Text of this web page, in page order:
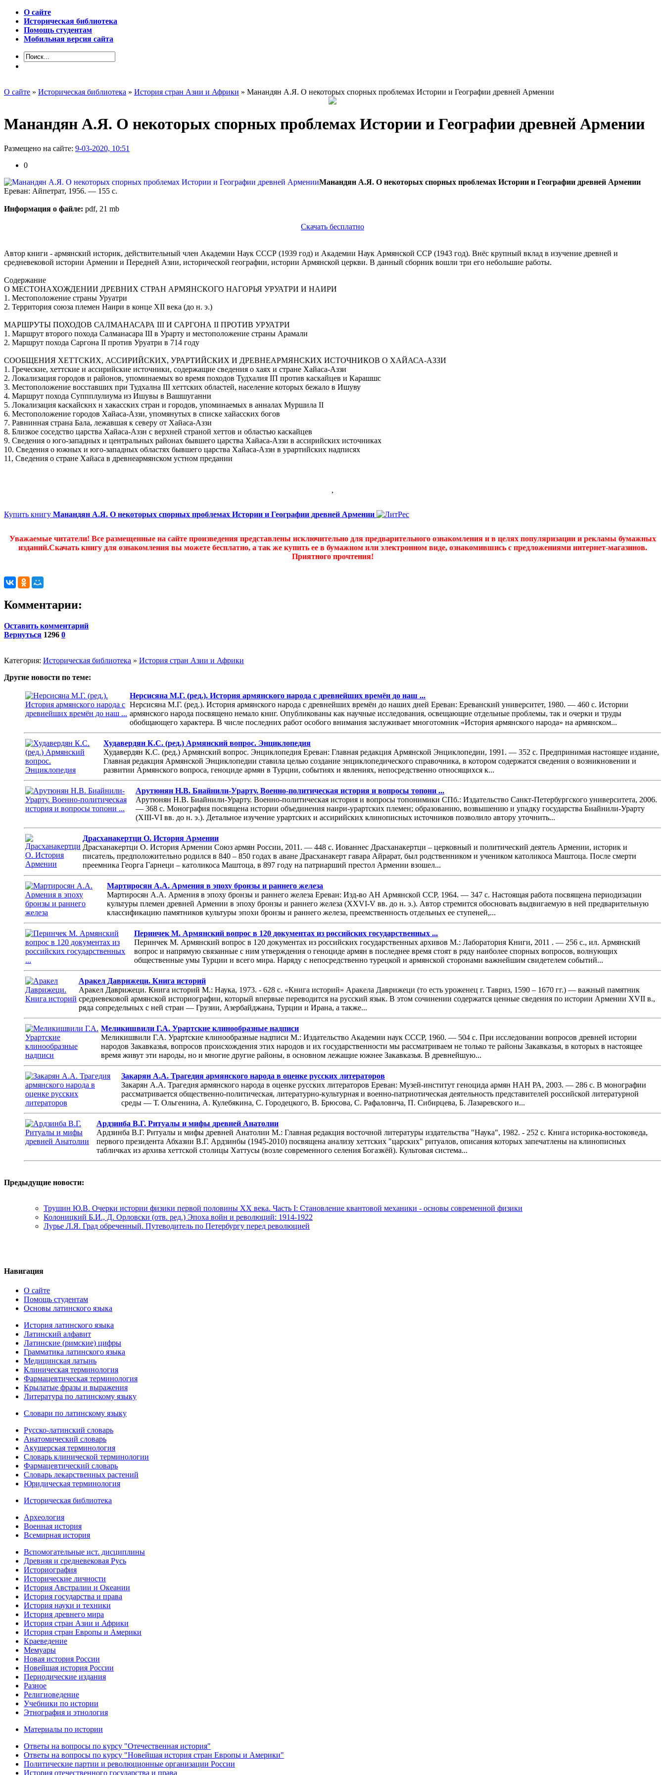
О сайте
Историческая библиотека
Помощь студентам
Мобильная версия сайта
О сайте » Историческая библиотека » История стран Азии и Африки » Манандян А.Я. О некоторых спорных проблемах Истории и Географии древней Армении
Манандян А.Я. О некоторых спорных проблемах Истории и Географии древней Армении
Размещено на сайте: 9-03-2020, 10:51
0
Манандян А.Я. О некоторых спорных проблемах Истории и Географии древней Армении
Ереван: Айпетрат, 1956. — 155 с.
Информация о файле: pdf, 21 mb
Скачать бесплатно
Автор книги - армянский ис­то­рик, действительный член Академии Наук СССР (1939 год) и Академии Наук Армянской ССР (1943 год). Внёс крупный вклад в изучение древней и
средневековой истории Армении и Передней Азии, ис­то­рической географии, истории Армянской церкви. В данный сборник вошли три его небольшие работы.
Содержание
О МЕСТОНАХОЖДЕНИИ ДРЕВНИХ СТРАН АРМЯНСКОГО НАГОРЬЯ УРУАТРИ И НАИРИ
1. Местоположение страны Уруатри
2. Территория союза племен Наири в конце XII века (до н. э.)
МАРШРУТЫ ПОХОДОВ САЛМАНАСАРА III И САРГОНА II ПРОТИВ УРУАТРИ
1. Маршрут второго похода Салманасара III в Урарту и местоположение страны Арамали
2. Маршрут похода Саргона II против Уруатри в 714 году
СООБЩЕНИЯ ХЕТТСКИХ, АССИРИЙСКИХ, УРАРТИЙСКИХ И ДРЕВНЕАРМЯНСКИХ ИСТОЧНИКОВ О ХАЙАСА-АЗЗИ
1. Греческие, хеттские и ассирийские источники, содержащие сведения о хаях и стране Хайаса-Аззи
2. Локализация городов и районов, упоминаемых во время походов Тудхалия ІП против каскайцев и Карашшс
3. Местоположение восставших при Тудхална III хеттских областей, население которых бежало в Ишуву
4. Маршрут похода Суппплулиума из Ишувы в Вашшуганни
5. Локализация каскайскнх н хакасских стран и городов, упоминаемых в анналах Муршила II
6. Местоположение городов Хайаса-Аззи, упомянутых в списке хайасских богов
7. Равнинная страна Бала, лежавшая к северу от Хайаса-Аззи
8. Близкое соседство царства Хайаса-Аззн с верхней страной хеттов и областью каскайцев
9. Сведения о юго-западных и центральных районах бывшего царства Хайаса-Аззи в ассирийских источниках
10. Сведения о южных и юго-западных областях бывшего царства Хайаса-Аззн в урартийских надписях
11, Сведения о стране Хайаса в древнеармянском устном предании
,
Купить книгу Манандян А.Я. О некоторых спорных проблемах Истории и Географии древней Армении
Уважаемые читатели! Все размещенные на сайте произведения представлены исключительно для предварительного ознакомления и в целях популяризации и рекламы бумажных
изданий.Скачать книгу для ознакомления вы можете бесплатно, а так же купить ее в бумажном или электронном виде, ознакомившись с предложениями интернет-магазинов.
Приятного прочтения!
Комментарии:
Оставить комментарий
Вернуться 1296 0
Категория: Историческая библиотека » История стран Азии и Африки
Другие новости по теме:
Нерсисяна М.Г. (ред.). История армянского народа с древнейших времён до наш ...
Нерсисяна М.Г. (ред.). История армянского народа с древнейших времён до наших дней Ереван: Ереванский университет, 1980. — 460 с. Истории
армянского народа посвящено немало книг. Опубликованы как научные исследования, освещающие отдельные проблемы, так и очерки и труды
обобщающего характера. В числе последних работ особого внимания заслуживает многотомник «История армянского народа» на армянском...
Худавердян К.С. (ред.) Армянский вопрос. Энциклопедия
Худавердян К.С. (ред.) Армянский вопрос. Энциклопедия Ереван: Главная редакция Армянской Энциклопедии, 1991. — 352 с. Предпринимая настоящее издание,
Главная редакция Армянской Энциклопедии ставила целью создание энциклопедического справочника, в котором содержатся сведения о возникновении и
развитии Армянского вопроса, геноциде армян в Турции, событиях и явлениях, непосредственно относящихся к...
Арутюнян Н.В. Биайнили-Урарту. Военно-политическая история и вопросы топони ...
Арутюнян Н.В. Биайнили-Урарту. Военно-политическая история и вопросы топонимики СПб.: Издательство Санкт-Петербургского университета, 2006.
— 368 с. Монография посвящена истории объединения наири-урартских племен; образованию, возвышению и упадку государства Биайнили-Урарту
(XIII-VI вв. до н. э.). Детальное изучение урартских и ассирийских клинописных источников позволило автору уточнить...
Драсханакертци О. История Армении
Драсханакертци О. История Армении Союз армян России, 2011. — 448 с. Иованнес Драсханакертци – церковный и политический деятель Армении, историк и
писатель, предположительно родился в 840 – 850 годах в аване Драсханакерт гавара Айрарат, был родственником и учеником католикоса Маштоца. После смерти
преемника Георга Гарнеци – католикоса Маштоца, в 897 году на патриарший престол Армении взошел...
Мартиросян А.А. Армения в эпоху бронзы и раннего железа
Мартиросян А.А. Армения в эпоху бронзы и раннего железа Ереван: Изд-во АН Армянской ССР, 1964. — 347 с. Настоящая работа посвящена периодизации
культуры племен древней Армении в эпоху бронзы и раннего железа (XXVI-V вв. до н. э.). Автор стремится обосновать выдвигаемую в ней предварительную
классификацию памятников культуры эпохи бронзы и раннего железа, преемственность отдельных ее ступеней,...
Перинчек М. Армянский вопрос в 120 документах из российских государственных ...
Перинчек М. Армянский вопрос в 120 документах из российских государственных архивов М.: Лаборатория Книги, 2011 . — 256 с., ил. Армянский
вопрос и напрямую связанные с ним утверждения о геноциде армян в последнее время стоят в ряду наиболее спорных вопросов, волнующих
общественные умы Турции и всего мира. Наряду с непосредственно турецкой и армянской сторонами важнейшим свидетелем событий...
Аракел Даврижеци. Книга историй
Аракел Даврижеци. Книга историй М.: Наука, 1973. - 628 с. «Книга историй» Аракела Даврижеци (то есть уроженец г. Тавриз, 1590 – 1670 гг.) — важный памятник
средневековой армянской историографии, который впервые переводится на русский язык. В этом сочинении содержатся ценные сведения по истории Армении XVII в.,
ряда сопредельных с ней стран — Грузии, Азербайджана, Турции и Ирана, а также...
Меликишвили Г.А. Урартские клинообразные надписи
Меликишвили Г.А. Урартские клинообразные надписи М.: Издательство Академии наук СССР, 1960. — 504 с. При исследовании вопросов древней истории
народов Закавказья, вопросов происхождения этих народов и их государственности мы рассматриваем не только те районы Закавказья, в которых в настоящее
время живут эти народы, но и многие другие районы, в основном лежащие южнее Закавказья. В древнейшую...
Закарян А.А. Трагедия армянского народа в оценке русских литераторов
Закарян А.А. Трагедия армянского народа в оценке русских литераторов Ереван: Музей-институт геноцида армян НАН РА, 2003. — 286 с. В монографии
рассматривается общественно-политическая, литературно-культурная и военно-патриотическая деятельность представителей российской литературной
среды — Т. Ольгенина, А. Кулебякина, С. Городецкого, В. Брюсова, С. Рафаловича, П. Сибирцева, Б. Лазаревского и...
Ардзинба В.Г. Ритуалы и мифы древней Анатолии
Ардзинба В.Г. Ритуалы и мифы древней Анатолии М.: Главная редакция восточной литературы издательства "Наука", 1982. - 252 с. Книга историка-востоковеда,
первого президента Абхазии В.Г. Ардзинбы (1945-2010) посвящена анализу хеттских "царских" ритуалов, описания которых запечатлены на клинописных
табличках из архива хеттской столицы Хаттусы (возле современного селения Богазкёй). Культовая система...
Предыдущие новости:
Трушин Ю.В. Очерки истории физики первой половины ХХ века. Часть I: Становление квантовой механики - основы современной физики
Колоницкий Б.И., Д. Орловски (отв. ред.) Эпоха войн и революций: 1914-1922
Лурье Л.Я. Град обреченный. Путеводитель по Петербургу перед революцией
Навигация
О сайте
Помощь студентам
Основы латинского языка
История латинского языка
Латинский алфавит
Латинские (римские) цифры
Грамматика латинского языка
Медицинская латынь
Клиническая терминология
Фармацевтическая терминология
Крылатые фразы и выражения
Литература по латинскому языку
Словари по латинскому языку
Русско-латинский словарь
Анатомический словарь
Акушерская терминология
Словарь клинической терминологии
Фармацевтический словарь
Словарь лекарственных растений
Юридическая терминология
Историческая библиотека
Археология
Военная история
Всемирная история
Вспомогательные ист. дисциплины
Древняя и средневековая Русь
Историография
Исторические личности
История Австралии и Океании
История государства и права
История науки и техники
История древнего мира
История стран Азии и Африки
История стран Европы и Америки
Краеведение
Мемуары
Новая история России
Новейшая история России
Периодические издания
Разное
Религиоведение
Учебники по истории
Этнография и этнология
Материалы по истории
Ответы на вопросы по курсу "Отечественная история"
Ответы на вопросы по курсу "Новейшая история стран Европы и Америки"
Политические партии и революционные организации России
История отечественного государства и права